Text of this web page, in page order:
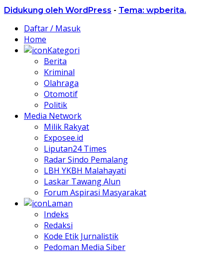
Didukung oleh WordPress - Tema: wpberita.
Daftar / Masuk
Home
Kategori
Berita
Kriminal
Olahraga
Otomotif
Politik
Media Network
Milik Rakyat
Exposee.id
Liputan24 Times
Radar Sindo Pemalang
LBH YKBH Malahayati
Laskar Tawang Alun
Forum Aspirasi Masyarakat
Laman
Indeks
Redaksi
Kode Etik Jurnalistik
Pedoman Media Siber